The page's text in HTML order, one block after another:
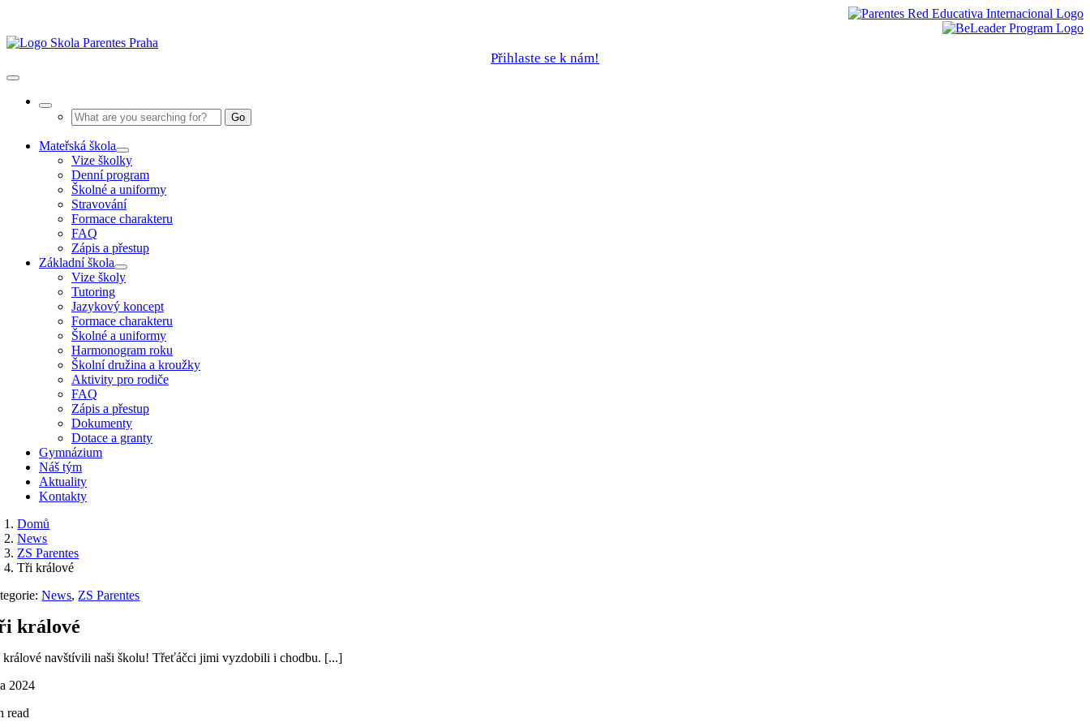
obsah
Přihlaste se k nám!
Toggle
Go
Mateřská škola
Vize školky
Denní program
Školné a uniformy
Stravování
Formace charakteru
FAQ
Zápis a přestup
Základní škola
Vize školy
Tutoring
Jazykový koncept
Formace charakteru
Školné a uniformy
Harmonogram roku
Školní družina a kroužky
Aktivity pro rodiče
FAQ
Zápis a přestup
Dokumenty
Dotace a granty
Gymnázium
Náš tým
Aktuality
Kontakty
Domů
News
ZS Parentes
Tři králové
News, ZS Parentes
králové
králové navštívili naši školu! Třeťáčci jimi vyzdobili i chodbu. [...]
2024
read